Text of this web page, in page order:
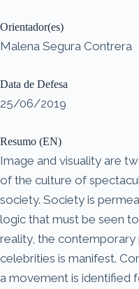
Orientador(es)
Malena Segura Contrera
Data de Defesa
25/06/2019
Resumo (EN)
Image and visuality are
of the culture of
society. Society is
logic that must be seen
reality, the
celebrities is manifest.
a movement is identified